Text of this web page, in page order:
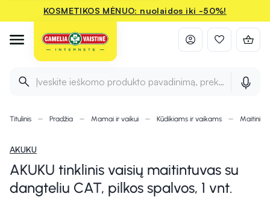
KOSMETIKOS MĖNUO: nuolaidos iki -50%!
Įveskite ieškomo produkto pavadinimą, prekės ženklą ir
Titulinis Pradžia Mamai ir vaikui Kūdikiams ir vaikams
AKUKU
AKUKU tinklinis vaisių maitintuvas su
dangteliu CAT, pilkos spalvos, 1 vnt.